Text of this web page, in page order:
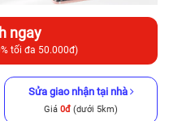
ngay
tối đa 50.000đ)
Sửa giao nhận tại nhà
Giá 0đ (dưới 5km)